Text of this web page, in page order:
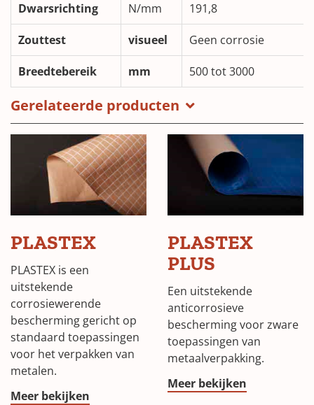
Dwarsrichting N/mm 191,8
Zouttest visueel Geen corrosie
Breedtebereik mm 500 tot 3000
Gerelateerde producten
PLASTEX
PLASTEX is een
uitstekende
corrosiewerende
bescherming gericht op
standaard toepassingen
voor het verpakken van
metalen.
Meer bekijken
PLASTEX
PLUS
Een uitstekende
anticorrosieve
bescherming voor zware
toepassingen van
metaalverpakking.
Meer bekijken